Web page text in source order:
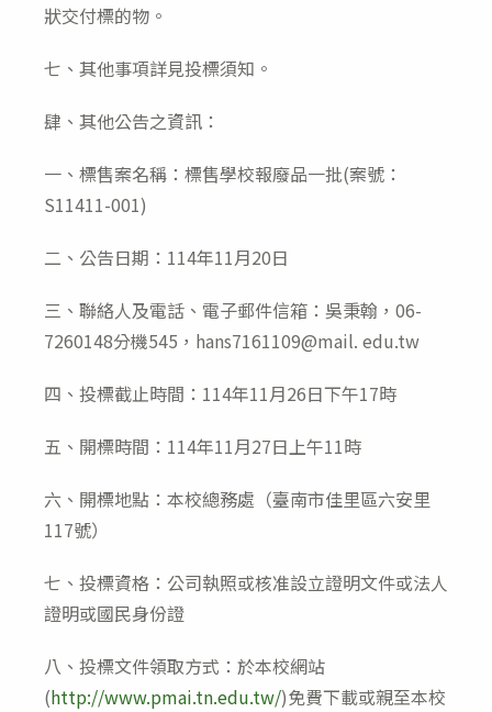
狀交付標的物。
七、其他事項詳見投標須知。
肆、其他公告之資訊：
一、標售案名稱：標售學校報廢品一批(案號：
S11411-001)
二、公告日期：114年11月20日
三、聯絡人及電話、電子郵件信箱：吳秉翰，06-
7260148分機545，hans7161109@mail. edu.tw
四、投標截止時間：114年11月26日下午17時
五、開標時間：114年11月27日上午11時
六、開標地點：本校總務處（臺南市佳里區六安里
117號）
七、投標資格：公司執照或核准設立證明文件或法人
證明或國民身份證
八、投標文件領取方式：於本校網站
(http://www.pmai.tn.edu.tw/)免費下載或親至本校